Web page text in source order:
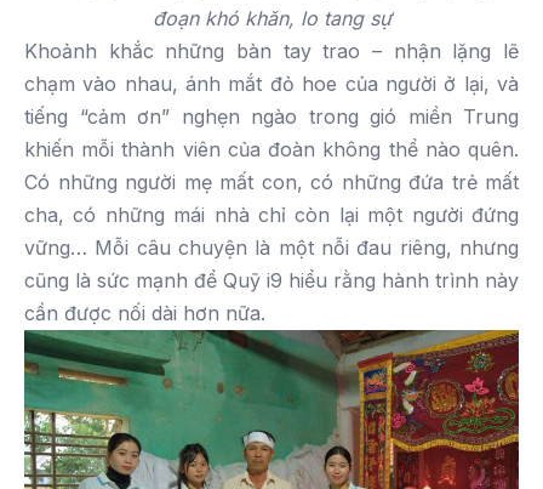
đoạn khó khăn, lo tang sự
Khoảnh khắc những bàn tay trao – nhận lặng lẽ
chạm vào nhau, ánh mắt đỏ hoe của người ở lại, và
tiếng “cảm ơn” nghẹn ngào trong gió miền Trung
khiến mỗi thành viên của đoàn không thể nào quên.
Có những người mẹ mất con, có những đứa trẻ mất
cha, có những mái nhà chỉ còn lại một người đứng
vững… Mỗi câu chuyện là một nỗi đau riêng, nhưng
cũng là sức mạnh để Quỹ i9 hiểu rằng hành trình này
cần được nối dài hơn nữa.